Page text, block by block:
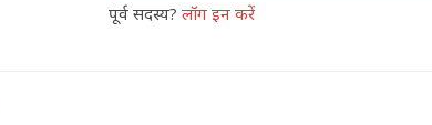
पूर्व सदस्य?लॉग इन करें